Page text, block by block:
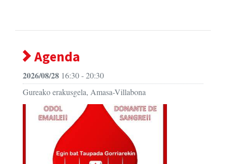
Agenda
2026/08/28 16:30 - 20:30
Gureako erakusgela, Amasa-Villabona